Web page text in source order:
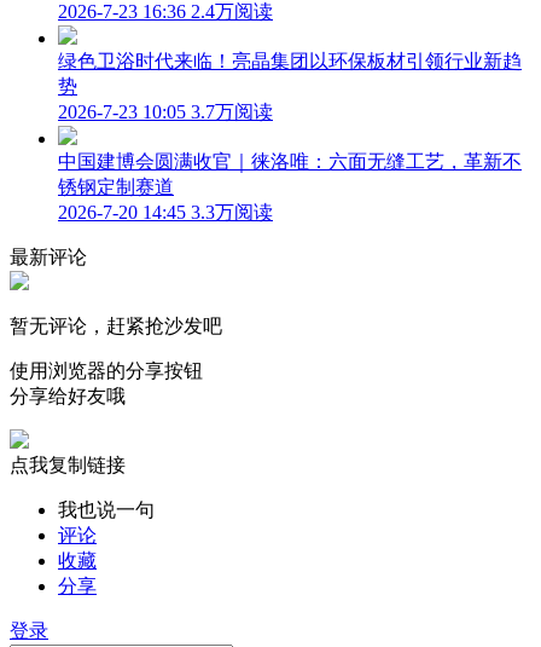
2026-7-23 16:36 2.4万阅读
绿色卫浴时代来临！亮晶集团以环保板材引领行业新趋
势
2026-7-23 10:05 3.7万阅读
中国建博会圆满收官｜徕洛唯：六面无缝工艺，革新不
锈钢定制赛道
2026-7-20 14:45 3.3万阅读
最新评论
暂无评论，赶紧抢沙发吧
使用浏览器的分享按钮
分享给好友哦
点我复制链接
我也说一句
评论
收藏
分享
登录